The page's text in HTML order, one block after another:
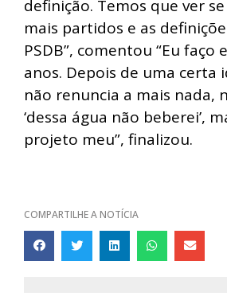
definição. Temos que ver
mais partidos e as
PSDB”, comentou “Eu faço
anos. Depois de uma certa
não renuncia a mais nada,
‘dessa água não beberei’,
projeto meu”, finalizou.
COMPARTILHE A NOTÍCIA